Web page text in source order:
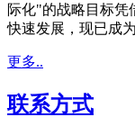
际化"的战略目标凭
快速发展，现已成
更多..
联系方式